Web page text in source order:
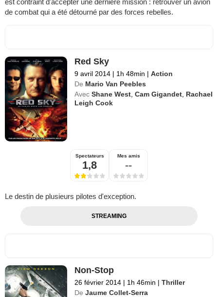
est contraint d'accepter une dernière mission : retrouver un avion
de combat qui a été détourné par des forces rebelles.
Red Sky
9 avril 2014 | 1h 48min | Action
De Mario Van Peebles
Avec Shane West ,Cam Gigandet Rachael
Leigh Cook
Spectateurs
1,8
Mes amis
--
Le destin de plusieurs pilotes d'exception.
STREAMING
Non-Stop
26 février 2014 | 1h 46min | Thriller
De Jaume Collet-Serra